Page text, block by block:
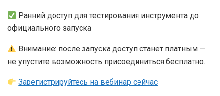
Ранний доступ для тестирования инструмента до
официального запуска
Внимание: после запуска доступ станет платным —
не упустите возможность присоединиться бесплатно.
Зарегистрируйтесь на вебинар сейчас